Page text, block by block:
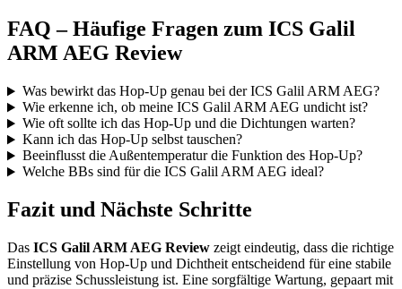
FAQ – Häufige Fragen zum ICS Galil
ARM AEG Review
Was bewirkt das Hop-Up genau bei der ICS Galil ARM AEG?
Wie erkenne ich, ob meine ICS Galil ARM AEG undicht ist?
Wie oft sollte ich das Hop-Up und die Dichtungen warten?
Kann ich das Hop-Up selbst tauschen?
Beeinflusst die Außentemperatur die Funktion des Hop-Up?
Welche BBs sind für die ICS Galil ARM AEG ideal?
Fazit und Nächste Schritte
Das ICS Galil ARM AEG Review zeigt eindeutig, dass die richtige
Einstellung von Hop-Up und Dichtheit entscheidend für eine stabile
und präzise Schussleistung ist. Eine sorgfältige Wartung, gepaart mit